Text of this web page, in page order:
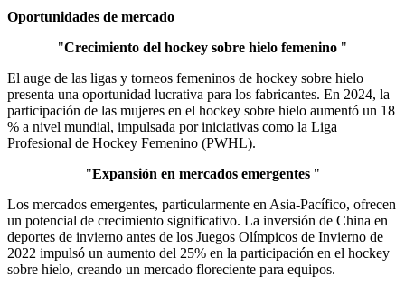
Oportunidades de mercado
"Crecimiento del hockey sobre hielo femenino "
El auge de las ligas y torneos femeninos de hockey sobre hielo
presenta una oportunidad lucrativa para los fabricantes. En 2024, la
participación de las mujeres en el hockey sobre hielo aumentó un 18
% a nivel mundial, impulsada por iniciativas como la Liga
Profesional de Hockey Femenino (PWHL).
"Expansión en mercados emergentes"
Los mercados emergentes, particularmente en Asia-Pacífico, ofrecen
un potencial de crecimiento significativo. La inversión de China en
deportes de invierno antes de los Juegos Olímpicos de Invierno de
2022 impulsó un aumento del 25% en la participación en el hockey
sobre hielo, creando un mercado floreciente para equipos.